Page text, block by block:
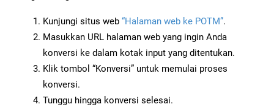
Kunjungi situs web “Halaman web ke POTM”.
Masukkan URL halaman web yang ingin Anda
konversi ke dalam kotak input yang ditentukan.
Klik tombol “Konversi” untuk memulai proses
konversi.
Tunggu hingga konversi selesai.